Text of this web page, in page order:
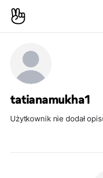
tatianamukha1
Użytkownik nie dodał